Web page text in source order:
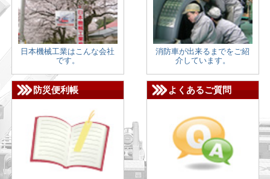
日本機械工業はこんな会社
です。
消防車が出来るまでをご紹
介しています。
防災便利帳 よくあるご質問